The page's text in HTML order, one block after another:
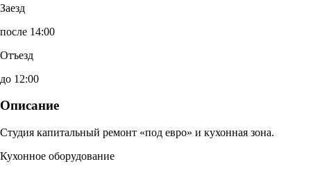
Заезд
после 14:00
Отъезд
до 12:00
Описание
Студия капитальный ремонт «под евро» и кухонная зона.
Кухонное оборудование